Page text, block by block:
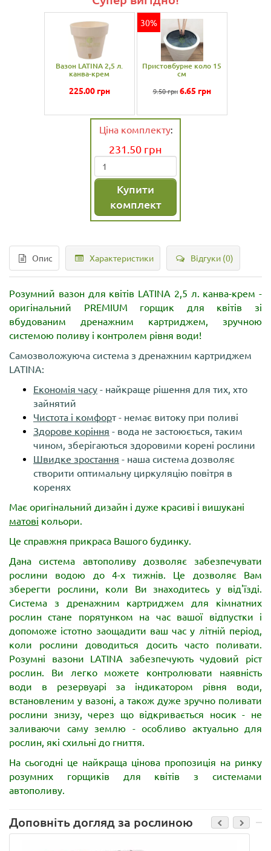
Вазон LATINA 2,5 л.
канва-крем
225.00 грн
30%
Пристовбурне коло 15
см
9.50 грн 6.65 грн
Ціна комплекту:
231.50 грн
Купити
комплект
Опис Характеристики Відгуки (0)
Розумний вазон для квітів LATINA 2,5 л. канва-крем -
оригінальний PREMIUM горщик для квітів зі
вбудованим дренажним картриджем, зручною
системою поливу і контролем рівня води!
Самозволожуюча система з дренажним картриджем
LATINA:
Економія часу - найкраще рішення для тих, хто
зайнятий
Чистота і комфорт - немає витоку при поливі
Здорове коріння - вода не застоюється, таким
чином, зберігаються здоровими корені рослини
Швидке зростання - наша система дозволяє
створити оптимальну циркуляцію повітря в
коренях
Має оригінальний дизайн і дуже красиві і вишукані
матові кольори.
Це справжня прикраса Вашого будинку.
Дана система автополиву дозволяє забезпечувати
рослини водою до 4-х тижнів. Це дозволяє Вам
зберегти рослини, коли Ви знаходитесь у від'їзді.
Система з дренажним картриджем для кімнатних
рослин стане порятунком на час вашої відпустки і
допоможе істотно заощадити ваш час у літній період,
коли рослини доводиться досить часто поливати.
Розумні вазони LATINA забезпечують чудовий ріст
рослин. Ви легко можете контролювати наявність
води в резервуарі за індикатором рівня води,
встановленим у вазоні, а також дуже зручно поливати
рослини знизу, через що відкривається носик - не
заливаючи саму землю - особливо актуально для
рослин, які схильні до гниття.
На сьогодні це найкраща цінова пропозиція на ринку
розумних горщиків для квітів з системами
автополиву.
Доповніть догляд за рослиною